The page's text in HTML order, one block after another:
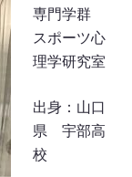
専門学群
スポーツ心
理学研究室
出身：山口
県 宇部高
校